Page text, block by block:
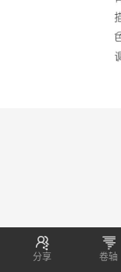
分享 卷轴